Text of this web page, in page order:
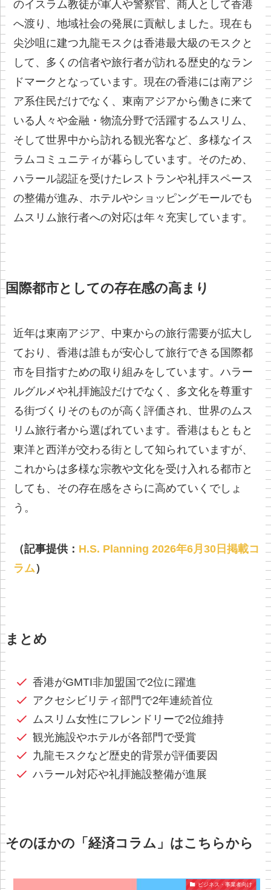
のイスラム教徒が軍人や警察官、商人として香港
へ渡り、地域社会の発展に貢献しました。現在も
尖沙咀に建つ九龍モスクは香港最大級のモスクと
して、多くの信者や旅行者が訪れる歴史的なラン
ドマークとなっています。現在の香港には南アジ
ア系住民だけでなく、東南アジアから働きに来て
いる人々や金融・物流分野で活躍するムスリム、
そして世界中から訪れる観光客など、多様なイス
ラムコミュニティが暮らしています。そのため、
ハラール認証を受けたレストランや礼拝スペース
の整備が進み、ホテルやショッピングモールでも
ムスリム旅行者への対応は年々充実しています。
国際都市としての存在感の高まり
近年は東南アジア、中東からの旅行需要が拡大し
ており、香港は誰もが安心して旅行できる国際都
市を目指すための取り組みをしています。ハラー
ルグルメや礼拝施設だけでなく、多文化を尊重す
る街づくりそのものが高く評価され、世界のムス
リム旅行者から選ばれています。香港はもともと
東洋と西洋が交わる街として知られていますが、
これからは多様な宗教や文化を受け入れる都市と
しても、その存在感をさらに高めていくでしょ
う。
（記事提供： H.S. Planning 2026年6月30日掲載コ
ラム）
まとめ
香港がGMTI非加盟国で2位に躍進
アクセシビリティ部門で2年連続首位
ムスリム女性にフレンドリーで2位維持
観光施設やホテルが各部門で受賞
九龍モスクなど歴史的背景が評価要因
ハラール対応や礼拝施設整備が進展
そのほかの「経済コラム」はこちらから
ビジネス・事業者向け